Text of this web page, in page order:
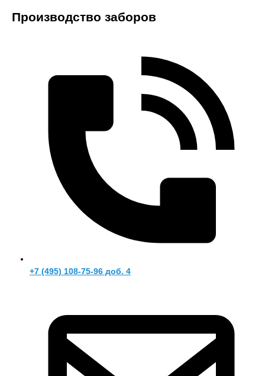
Производство заборов
+7 (495) 108-75-96 доб. 4